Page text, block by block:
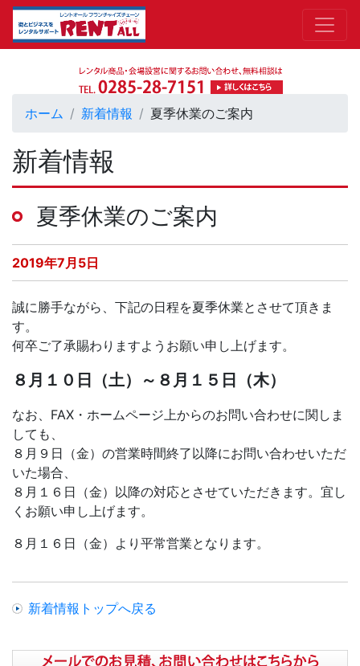
ホーム 新着情報 夏季休業のご案内
新着情報
夏季休業のご案内
2019年7月5日
誠に勝手ながら、下記の日程を夏季休業とさせて頂きま
す。
何卒ご了承賜わりますようお願い申し上げます。
８月１０日（土）～８月１５日（木）
なお、FAX・ホームページ上からのお問い合わせに関しま
しても、
８月９日（金）の営業時間終了以降にお問い合わせいただ
いた場合、
８月１６日（金）以降の対応とさせていただきます。宜し
くお願い申し上げます。
８月１６日（金）より平常営業となります。
新着情報トップへ戻る